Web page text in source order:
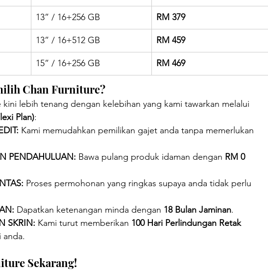
13” / 16+256 GB RM 379
13” / 16+512 GB RM 459
15” / 16+256 GB RM 469
Chan Furniture?
lebih tenang dengan kelebihan yang kami tawarkan melalui
Plan):
Kami memudahkan pemilikan gajet anda tanpa memerlukan
PENDAHULUAN: Bawa pulang produk idaman dengan RM 0
Proses permohonan yang ringkas supaya anda tidak perlu
Dapatkan ketenangan minda dengan 18 Bulan Jaminan.
SKRIN: Kami turut memberikan 100 Hari Perlindungan Retak
anda.
Sekarang!